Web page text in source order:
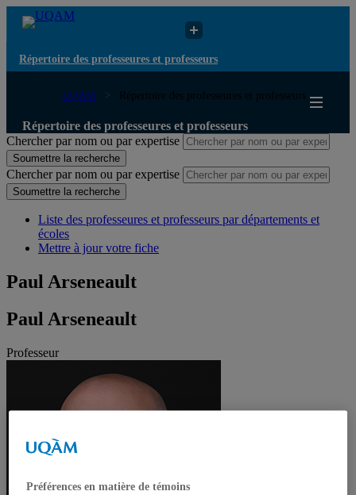
Répertoire des professeures et professeurs
UQAM Répertoire des professeures et professeurs
Répertoire des professeures et professeurs
Chercher par nom ou par expertise
Soumettre la recherche
Chercher par nom ou par expertise
Soumettre la recherche
Liste des professeures et professeurs par départements et
écoles
Mettre à jour votre fiche
Paul Arseneault
Paul Arseneault
Professeur
Préférences en matière de témoins